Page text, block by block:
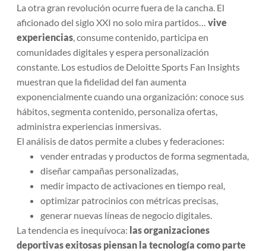
La otra gran revolución ocurre fuera de la cancha. El
aficionado del siglo XXI no solo mira partidos… vive
experiencias, consume contenido, participa en
comunidades digitales y espera personalización
constante. Los estudios de Deloitte Sports Fan Insights
muestran que la fidelidad del fan aumenta
exponencialmente cuando una organización: conoce sus
hábitos, segmenta contenido, personaliza ofertas,
administra experiencias inmersivas.
El análisis de datos permite a clubes y federaciones:
vender entradas y productos de forma segmentada,
diseñar campañas personalizadas,
medir impacto de activaciones en tiempo real,
optimizar patrocinios con métricas precisas,
generar nuevas líneas de negocio digitales.
La tendencia es inequívoca: las organizaciones
deportivas exitosas piensan la tecnología como parte